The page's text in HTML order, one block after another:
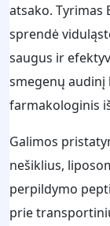
atsako. Tyrimas
sprendė
saugus ir
smegenų audinį
farmakologinis
Galimos
nešiklius,
perpildymo
prie